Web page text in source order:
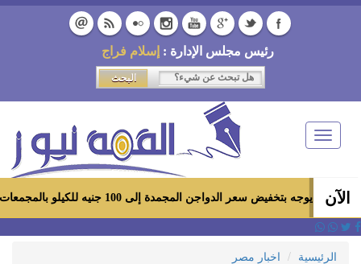
رئيس مجلس الإدارة : إسلام فراج
Toggle
navigation
الآن
سعر الدواجن المجمدة إلى 100 جنيه للكيلو بالمجمعات الاستهلاكية ومعارض «أهلاً رمضان»
الرئيسية
اخبار مصر